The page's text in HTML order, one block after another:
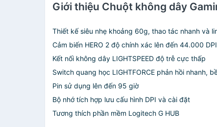
Giới thiệu Chuột không dây
Thiết kế siêu nhẹ khoảng 60g, thao tác nhanh và
Cảm biến HERO 2 độ chính xác lên đến 44.000 DPI
Kết nối không dây LIGHTSPEED độ trễ cực thấp
Switch quang học LIGHTFORCE phản hồi nhanh,
Pin sử dụng lên đến 95 giờ
Bộ nhớ tích hợp lưu cấu hình DPI và cài đặt
Tương thích phần mềm Logitech G HUB